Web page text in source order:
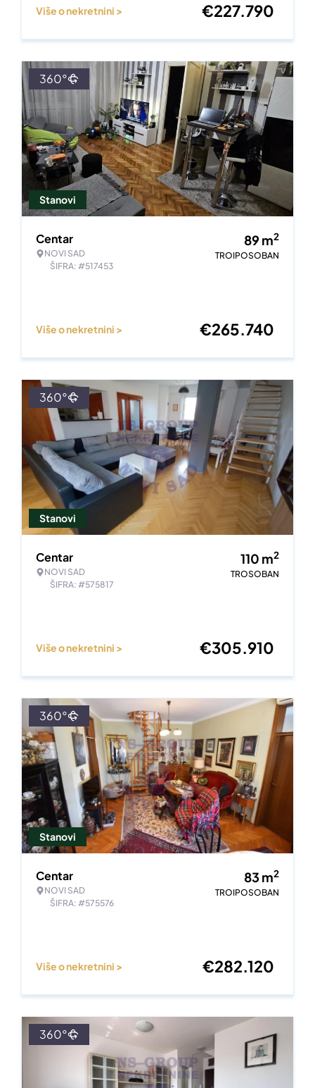
Više o nekretnini > €227.790
Stanovi
360°
Centar
NOVI SAD
ŠIFRA: #517453
89 m2
TROIPOSOBAN
Više o nekretnini > €265.740
Stanovi
360°
Centar
NOVI SAD
ŠIFRA: #575817
110 m2
TROSOBAN
Više o nekretnini > €305.910
Stanovi
360°
Centar
NOVI SAD
ŠIFRA: #575576
83 m2
TROIPOSOBAN
Više o nekretnini > €282.120
360°